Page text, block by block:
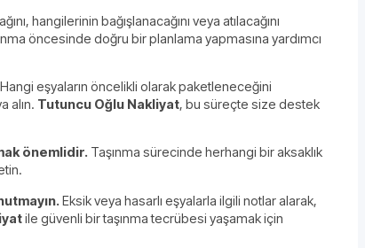
hangilerinin bağışlanacağını veya atılacağını
öncesinde doğru bir planlama yapmasına yardımcı
Hangi eşyaların öncelikli olarak paketleneceğini
alın. Tutuncu Oğlu Nakliyat, bu süreçte size destek
önemlidir. Taşınma sürecinde herhangi bir aksaklık
Eksik veya hasarlı eşyalarla ilgili notlar alarak,
ile güvenli bir taşınma tecrübesi yaşamak için